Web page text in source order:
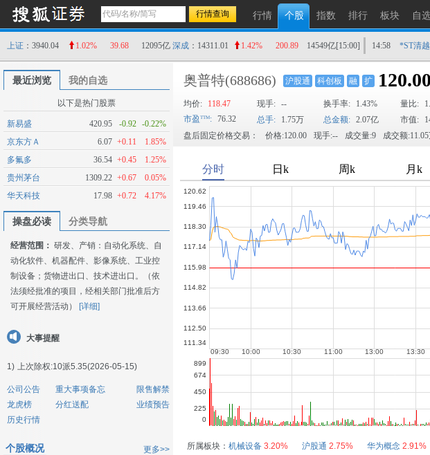
行情 个股 指数 排行 板块 自
上证 ：3940.04 1.02% 39.68 12095亿 深成 ：14311.01 1.42% 200.89 14549亿[15:00] 14:58 *ST清越
14:56
上工Ｂ
14:56
爱丽家居
14:56
金凯生
14:56
南亚新
14:55
成都先导
盛达资源
14:55
盛达资
14:53
中农立
最近浏览 我的自选
以下是热门股票
新易盛 420.95 -0.92 -0.22%
京东方Ａ
6.07 +0.11
1.85%
多氟多
36.54 +0.45
1.25%
贵州茅台
1309.22 +0.67
0.05%
华天科技
17.98 +0.72 4.17%
操盘必读 分类导航
经营范围： 研发、产销：自动化系统、自
动化软件、机器配件、影像系统、工业控
制设备；货物进出口、技术进出口。（依
法须经批准的项目，经相关部门批准后方
可开展经营活动）
[详细]
大事提醒
1) 上次除权:10派5.35(2026-05-15)
公司公告 重大事项备忘
限售解禁
龙虎榜
分红送配
业绩预告
历史行情
更多>>
个股概况
奥普特(688686) 沪股通 科创板 融 扩 120.00
均价: 118.47 现手: -- 换手率: 1.43% 量比:
市盈
: 76.32 总手: 1.75万 总金额: 2.07亿 市值:
盘后固定价格交易：
价格:120.00 现手:-- 成交量:9 成交额
所属板块： 机械设备 3.20% 沪股通 2.75% 华为概念 2.91%